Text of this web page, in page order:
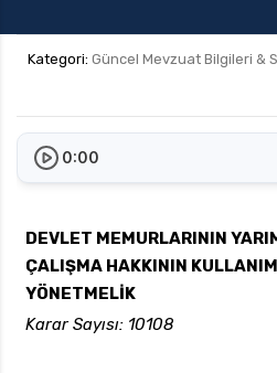
Kategori: Güncel Mevzuat Bilgileri &
0:00
DEVLET MEMURLARININ
ÇALIŞMA HAKKININ
YÖNETMELİK
Karar Sayısı: 10108